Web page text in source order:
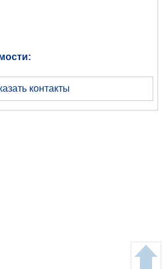
контакты